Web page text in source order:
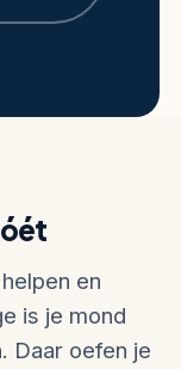
en
is je mond
Daar oefen je